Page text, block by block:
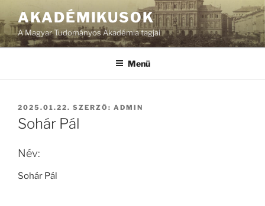
AKADÉMIKUSOK
A Magyar Tudományos Akadémia tagjai
Menü
BEKÜLDVE:
2025.01.22. SZERZŐ: ADMIN
Sohár Pál
Név:
Sohár Pál